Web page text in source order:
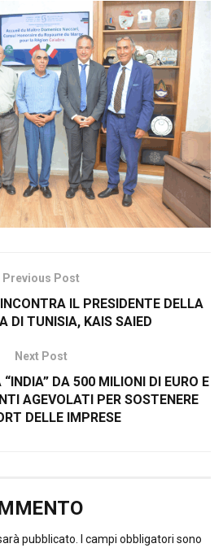
Previous Post
IL PRESIDENTE DELLA
DI TUNISIA, KAIS SAIED
Next Post
DA 500 MILIONI DI EURO E
AGEVOLATI PER SOSTENERE
DELLE IMPRESE
pubblicato.
I campi obbligatori sono